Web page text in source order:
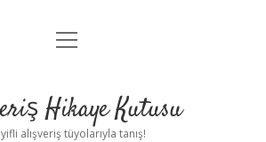
Anasayfa
Yasal Uyarı
menüyü
Hikaye Kutusu
alışveriş tüyolarıyla tanış!